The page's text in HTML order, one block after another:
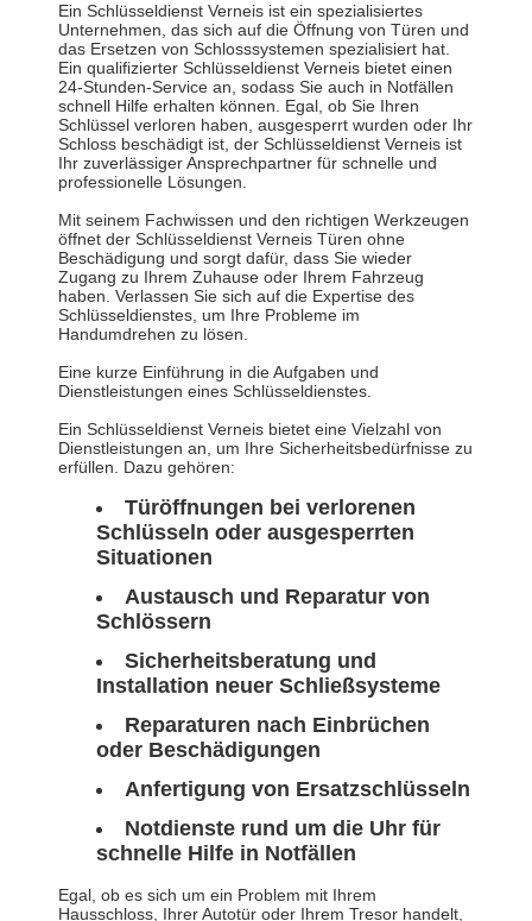
Ein Schlüsseldienst Verneis ist ein spezialisiertes
Unternehmen, das sich auf die Öffnung von Türen und
das Ersetzen von Schlosssystemen spezialisiert hat.
Ein qualifizierter Schlüsseldienst Verneis bietet einen
24-Stunden-Service an, sodass Sie auch in Notfällen
schnell Hilfe erhalten können. Egal, ob Sie Ihren
Schlüssel verloren haben, ausgesperrt wurden oder Ihr
Schloss beschädigt ist, der Schlüsseldienst Verneis ist
Ihr zuverlässiger Ansprechpartner für schnelle und
professionelle Lösungen.
Mit seinem Fachwissen und den richtigen Werkzeugen
öffnet der Schlüsseldienst Verneis Türen ohne
Beschädigung und sorgt dafür, dass Sie wieder
Zugang zu Ihrem Zuhause oder Ihrem Fahrzeug
haben. Verlassen Sie sich auf die Expertise des
Schlüsseldienstes, um Ihre Probleme im
Handumdrehen zu lösen.
Eine kurze Einführung in die Aufgaben und
Dienstleistungen eines Schlüsseldienstes.
Ein Schlüsseldienst Verneis bietet eine Vielzahl von
Dienstleistungen an, um Ihre Sicherheitsbedürfnisse zu
erfüllen. Dazu gehören:
Türöffnungen bei verlorenen
Schlüsseln oder ausgesperrten
Situationen
Austausch und Reparatur von
Schlössern
Sicherheitsberatung und
Installation neuer Schließsysteme
Reparaturen nach Einbrüchen
oder Beschädigungen
Anfertigung von Ersatzschlüsseln
Notdienste rund um die Uhr für
schnelle Hilfe in Notfällen
Egal, ob es sich um ein Problem mit Ihrem
Hausschloss, Ihrer Autotür oder Ihrem Tresor handelt,